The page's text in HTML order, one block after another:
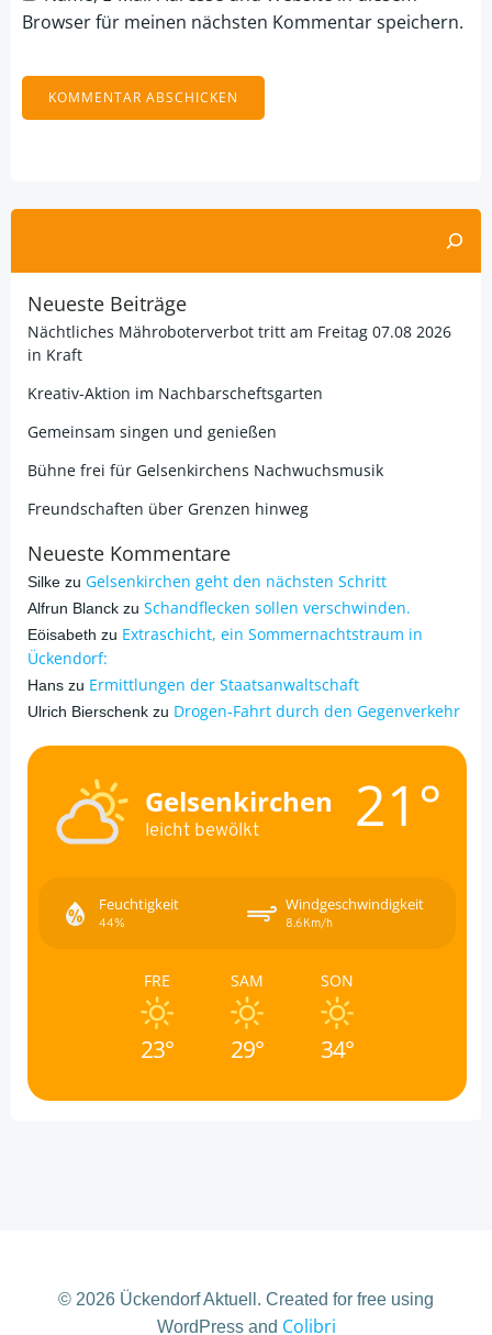
Browser für meinen nächsten Kommentar speichern.
Neueste Beiträge
Nächtliches Mähroboterverbot tritt am Freitag 07.08 2026
in Kraft
Kreativ-Aktion im Nachbarscheftsgarten
Gemeinsam singen und genießen
Bühne frei für Gelsenkirchens Nachwuchsmusik
Freundschaften über Grenzen hinweg
Neueste Kommentare
Silke zu Gelsenkirchen geht den nächsten Schritt
Alfrun Blanck zu Schandflecken sollen verschwinden.
Eöisabeth zu Extraschicht, ein Sommernachtstraum in
Ückendorf:
Hans zu Ermittlungen der Staatsanwaltschaft
Ulrich Bierschenk zu Drogen-Fahrt durch den Gegenverkehr
Gelsenkirchen
leicht bewölkt 21°
Feuchtigkeit
44%
Windgeschwindigkeit
8.6Km/h
FRE
23°
SAM
29°
SON
34°
© 2026 Ückendorf Aktuell. Created for free using
WordPress and Colibri